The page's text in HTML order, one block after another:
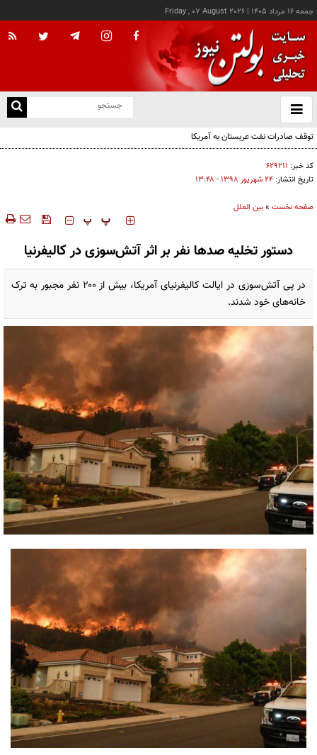
جمعه ۱۶ مرداد ۱۴۰۵ |
Friday , 07 August 2026
باز
و
توقف صادرات نفت عربستان به آمریکا
کد خبر: ۶۲۹۲۱۱
تاریخ انتشار: ۲۴ شهريور ۱۳۹۸ - ۱۳:۴۸
صفحه نخست »بین الملل
‍‍‍ پ پ
دستور تخلیه صد‌ها نفر بر اثر آتش‌سوزی در کالیفرنیا
در پی آتش‌سوزی در ایالت کالیفرنیای آمریکا، بیش از ۲۰۰ نفر مجبور به ترک
خانه‌های خود شدند.